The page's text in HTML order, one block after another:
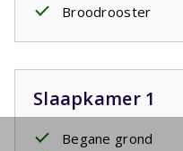
Broodrooster
Slaapkamer 1
Begane grond